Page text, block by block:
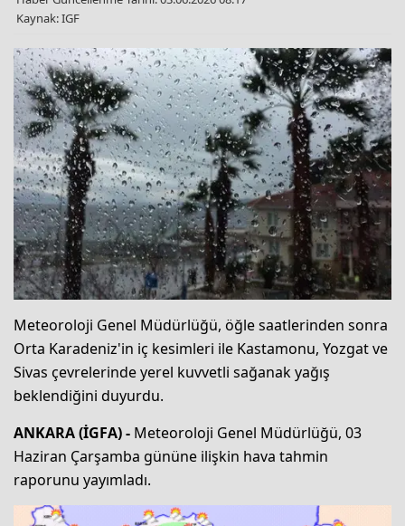
Kaynak: IGF
Meteoroloji Genel Müdürlüğü, öğle saatlerinden sonra
Orta Karadeniz'in iç kesimleri ile Kastamonu, Yozgat ve
Sivas çevrelerinde yerel kuvvetli sağanak yağış
beklendiğini duyurdu.
ANKARA (İGFA) - Meteoroloji Genel Müdürlüğü, 03
Haziran Çarşamba gününe ilişkin hava tahmin
raporunu yayımladı.